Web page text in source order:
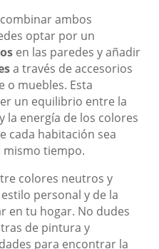
ambos
optar por un
en las paredes y añadir
a través de accesorios
o muebles. Esta
un equilibrio entre la
la energía de los colores
cada habitación sea
mismo tiempo.
colores neutros y
personal y de la
en tu hogar. No dudes
de pintura y
para encontrar la